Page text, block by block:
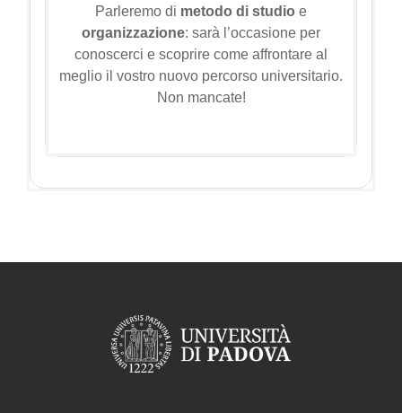
Parleremo di metodo di studio e
organizzazione: sarà l’occasione per
conoscerci e scoprire come affrontare al
meglio il vostro nuovo percorso universitario.
Non mancate!